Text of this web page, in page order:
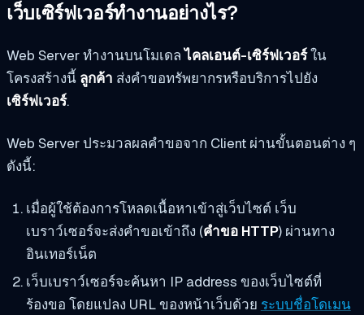
เว็บเซิร์ฟเวอร์ทำงานอย่างไร?
Web Server ทำงานบนโมเดลไคลเอนต์-เซิร์ฟเวอร์ใน
โครงสร้างนี้ ลูกค้า ส่งคำขอทรัพยากรหรือบริการไปยัง
เซิร์ฟเวอร์.
Web Server ประมวลผลคำขอจาก Client ผ่านขั้นตอนต่าง ๆ
ดังนี้:
เมื่อผู้ใช้ต้องการโหลดเนื้อหาเข้าสู่เว็บไซต์ เว็บ
เบราว์เซอร์จะส่งคำขอเข้าถึง (คำขอ HTTP) ผ่านทาง
อินเทอร์เน็ต
เว็บเบราว์เซอร์จะค้นหา IP address ของเว็บไซต์ที่
ร้องขอ โดยแปลง URL ของหน้าเว็บด้วย ระบบชื่อโดเมน